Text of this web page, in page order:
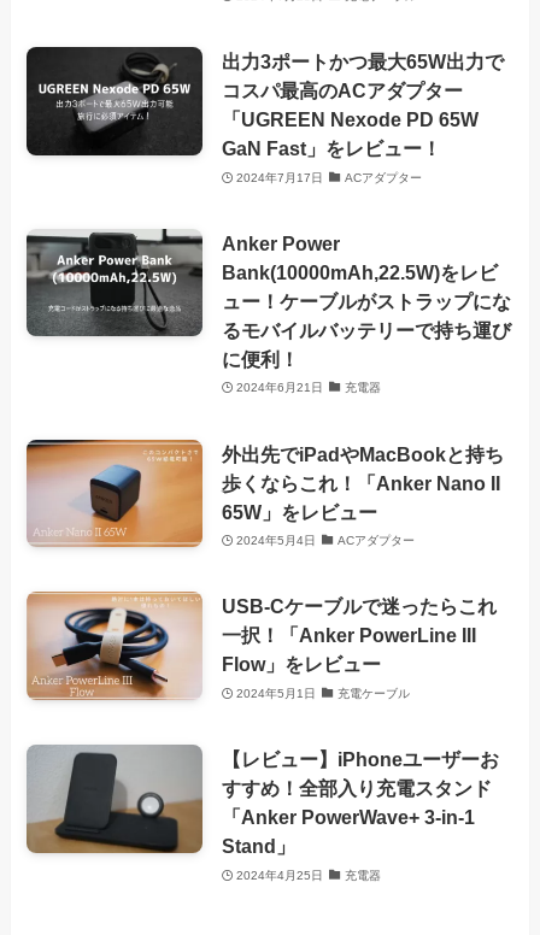
出力3ポートかつ最大65W出力で
コスパ最高のACアダプター
「UGREEN Nexode PD 65W
GaN Fast」をレビュー！
2024年7月17日 ACアダプター
Anker Power
Bank(10000mAh,22.5W)をレビ
ュー！ケーブルがストラップにな
るモバイルバッテリーで持ち運び
に便利！
2024年6月21日 充電器
外出先でiPadやMacBookと持ち
歩くならこれ！「Anker Nano II
65W」をレビュー
2024年5月4日 ACアダプター
USB-Cケーブルで迷ったらこれ
一択！「Anker PowerLine III
Flow」をレビュー
2024年5月1日 充電ケーブル
【レビュー】iPhoneユーザーお
すすめ！全部入り充電スタンド
「Anker PowerWave+ 3-in-1
Stand」
2024年4月25日 充電器